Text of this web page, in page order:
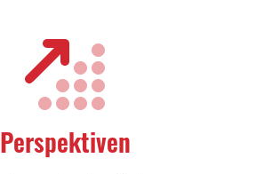
Perspektiven